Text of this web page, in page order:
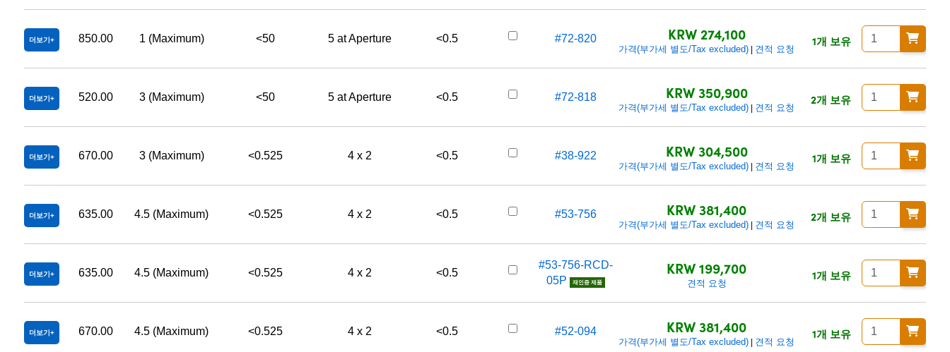
더보기 850.00 1 (Maximum) <50 5 at Aperture <0.5 #72-820 KRW 274,100
가격(부가세 별도/Tax excluded) 견적 요청
1개 보유
더보기 520.00 3 (Maximum) <50 5 at Aperture <0.5 #72-818 KRW 350,900
가격(부가세 별도/Tax excluded) 견적 요청
2개 보유
더보기 670.00 3 (Maximum) <0.525 4 x 2 <0.5 #38-922 KRW 304,500
가격(부가세 별도/Tax excluded) 견적 요청
1개 보유
더보기 635.00 4.5 (Maximum) <0.525 4 x 2 <0.5 #53-756 KRW 381,400
가격(부가세 별도/Tax excluded) 견적 요청
2개 보유
더보기 635.00 4.5 (Maximum) <0.525 4 x 2 <0.5
#53-756-RCD-
05P
재인증 제품
KRW 199,700
견적 요청
1개 보유
더보기 670.00 4.5 (Maximum) <0.525 4 x 2 <0.5 #52-094 KRW 381,400
가격(부가세 별도/Tax excluded) 견적 요청
1개 보유